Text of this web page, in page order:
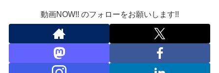
動画NOW!! のフォローをお願いします!!